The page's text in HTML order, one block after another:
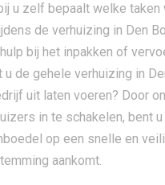
u zelf bepaalt welke taken
de verhuizing in Den
bij het inpakken of
de gehele verhuizing in
uit laten voeren? Door
in te schakelen, bent u
op een snelle en
aankomt.